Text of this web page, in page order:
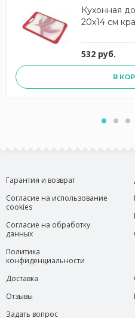
Кухонная
20x14 см
532 руб.
В
Гарантия и возврат
Согласие на использование
cookies
Согласие на обработку
данных
Политика
конфиденциальности
Доставка
Отзывы
Задать вопрос